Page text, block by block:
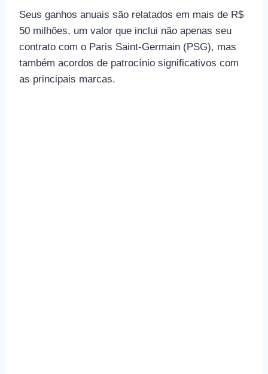
Seus ganhos anuais são relatados em mais de R$
50 milhões, um valor que inclui não apenas seu
contrato com o Paris Saint-Germain (PSG), mas
também acordos de patrocínio significativos com
as principais marcas.